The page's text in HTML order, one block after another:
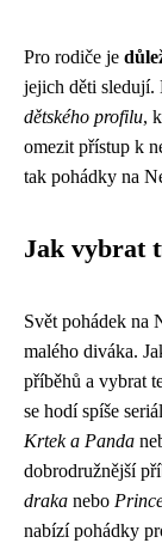
Pro rodiče je
jejich děti sledují.
dětského profilu,
omezit přístup k
tak pohádky na
Jak vybrat
Svět pohádek na
malého diváka.
příběhů a vybrat
se hodí spíše
Krtek a Panda
dobrodružnější
draka nebo
nabízí pohádky